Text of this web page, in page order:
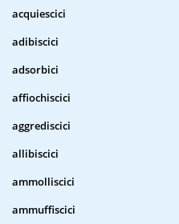
acquiescici
adibiscici
adsorbici
affiochiscici
aggrediscici
allibiscici
ammolliscici
ammuffiscici